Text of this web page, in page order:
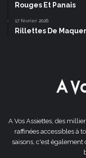
Rouges Et Panais
17 février 2026
Rillettes De
A Vos Assiettes, des
raffinées accessibles à
saisons, c'est